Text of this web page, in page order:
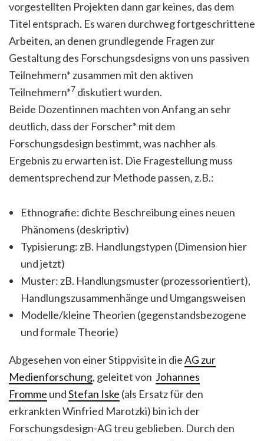
vorgestellten Projekten dann gar keines, das dem
Titel entsprach. Es waren durchweg fortgeschrittene
Arbeiten, an denen grundlegende Fragen zur
Gestaltung des Forschungsdesigns von uns passiven
Teilnehmern* zusammen mit den aktiven
Teilnehmern*7 diskutiert wurden.
Beide Dozentinnen machten von Anfang an sehr
deutlich, dass der Forscher* mit dem
Forschungsdesign bestimmt, was nachher als
Ergebnis zu erwarten ist. Die Fragestellung muss
dementsprechend zur Methode passen, z.B.:
Ethnografie: dichte Beschreibung eines neuen
Phänomens (deskriptiv)
Typisierung: zB. Handlungstypen (Dimension hier
und jetzt)
Muster: zB. Handlungsmuster (prozessorientiert),
Handlungszusammenhänge und Umgangsweisen
Modelle/kleine Theorien (gegenstandsbezogene
und formale Theorie)
Abgesehen von einer Stippvisite in dieAG zur
Medienforschung, geleitet von Johannes
Fromme undStefan Iske (als Ersatz für den
erkrankten Winfried Marotzki) bin ich der
Forschungsdesign-AG treu geblieben. Durch den